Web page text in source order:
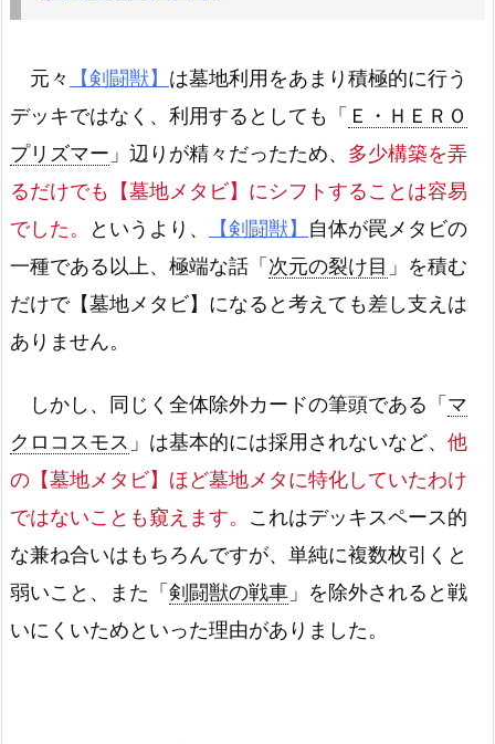
元々 【剣闘獣】 は墓地利用をあまり積極的に行う
デッキではなく、利用するとしても「 Ｅ・ＨＥＲＯ
プリズマー 」辺りが精々だったため、 多少構築を弄
るだけでも【墓地メタビ】にシフトすることは容易
でした。
というより、 【剣闘獣】 自体が罠メタビの
一種である以上、極端な話「 次元の裂け目 」を積む
だけで【墓地メタビ】になると考えても差し支えは
ありません。
しかし、同じく全体除外カードの筆頭である「 マ
クロコスモス 」は基本的には採用されないなど、 他
の【墓地メタビ】ほど墓地メタに特化していたわけ
ではないことも窺えます。 これはデッキスペース的
な兼ね合いはもちろんですが、単純に複数枚引くと
弱いこと、また「 剣闘獣の戦車 」を除外されると戦
いにくいためといった理由がありました。